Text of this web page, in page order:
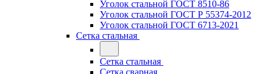
Уголок стальной ГОСТ 8510-86
Уголок стальной ГОСТ Р 55374-2012
Уголок стальной ГОСТ 6713-2021
Сетка стальная
Сетка стальная
Сетка сварная